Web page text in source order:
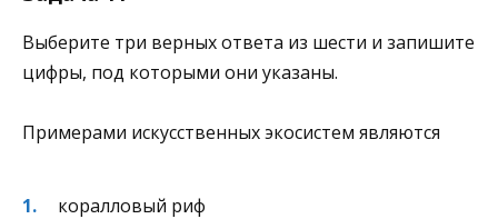
Выберите три верных ответа из шести и запишите
цифры, под которыми они указаны.
Примерами искусственных экосистем являются
коралловый риф